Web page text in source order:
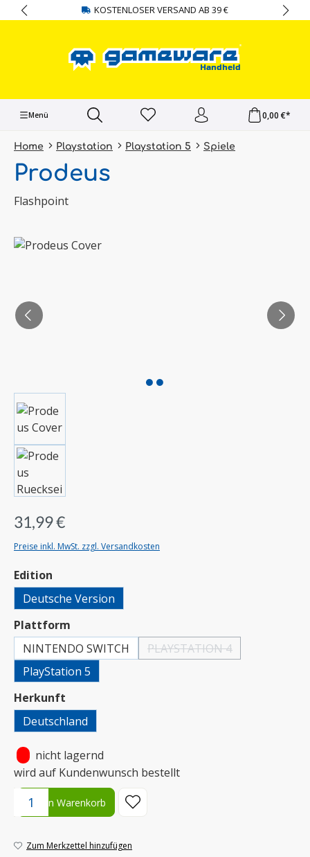
springen KOSTENLOSER VERSAND AB 39 €
Menü 0,00 €*
Home Playstation Playstation 5 Spiele
Prodeus
Flashpoint
Bildergalerie überspringen
31,99 €
Preise inkl. MwSt. zzgl. Versandkosten
Edition
Deutsche Version
Plattform
NINTENDO SWITCH
PLAYSTATION 4(Diese Option ist zurzeit nicht
PlayStation 5
Herkunft
Deutschland
nicht lagernd
wird auf Kundenwunsch bestellt
Produkt Anzahl: Gib den gewünschten Wert ein oder benutze
In den Warenkorb
Zum Merkzettel hinzufügen